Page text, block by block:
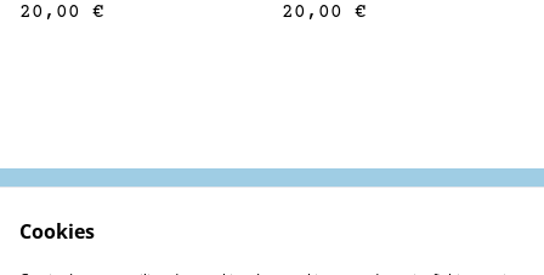
20,00 €
20,00 €
Contactez-nous
Cookies